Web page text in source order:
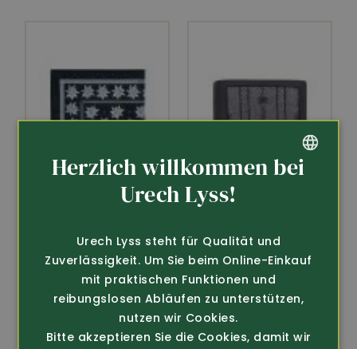
Edelweiss-Tüechli
50x50 cm
18.80
Portemonnaie
Edelweiss
69.-
Herzlich willkommen bei
Urech Lyss!
Urech Lyss steht für Qualität und
Zuverlässigkeit. Um Sie beim Online-Einkauf
mit praktischen Funktionen und
reibungslosen Abläufen zu unterstützen,
nutzen wir Cookies.
Bitte akzeptieren Sie die Cookies, damit wir